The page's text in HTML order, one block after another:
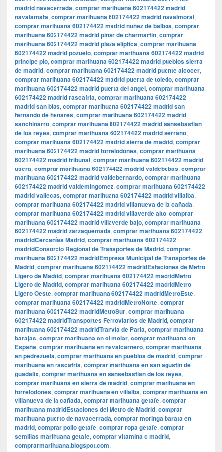
madrid navacerrada, comprar marihuana 602174422 madrid
navalamata, comprar marihuana 602174422 madrid navalmoral,
comprar marihuana 602174422 madrid nuñez de balboa, comprar
marihuana 602174422 madrid pinar de charmartin, comprar
marihuana 602174422 madrid plaza eliptica, comprar marihuana
602174422 madrid pozuelo, comprar marihuana 602174422 madrid
principe pio, comprar marihuana 602174422 madrid pueblos sierra
de madrid, comprar marihuana 602174422 madrid puente alcocer,
comprar marihuana 602174422 madrid puerta de toledo, comprar
marihuana 602174422 madrid puerta del angel, comprar marihuana
602174422 madrid rascafria, comprar marihuana 602174422
madrid san blas, comprar marihuana 602174422 madrid san
fernando de henares, comprar marihuana 602174422 madrid
sanchinarro, comprar marihuana 602174422 madrid sansebastian
de los reyes, comprar marihuana 602174422 madrid serrano,
comprar marihuana 602174422 madrid sierra de madrid, comprar
marihuana 602174422 madrid torrelodones, comprar marihuana
602174422 madrid tribunal, comprar marihuana 602174422 madrid
usera, comprar marihuana 602174422 madrid valdebebas, comprar
marihuana 602174422 madrid valdebernardo, comprar marihuana
602174422 madrid valdemingomez, comprar marihuana 602174422
madrid vallecas, comprar marihuana 602174422 madrid villalba,
comprar marihuana 602174422 madrid villanueva de la cañada,
comprar marihuana 602174422 madrid villaverde alto, comprar
marihuana 602174422 madrid villaverde bajo, comprar marihuana
602174422 madrid zarzaquemada, comprar marihuana 602174422
madridCercanías Madrid, comprar marihuana 602174422
madridConsorcio Regional de Transportes de Madrid, comprar
marihuana 602174422 madridEmpresa Municipal de Transportes de
Madrid, comprar marihuana 602174422 madridEstaciones de Metro
Ligero de Madrid, comprar marihuana 602174422 madridMetro
Ligero de Madrid, comprar marihuana 602174422 madridMetro
Ligero Oeste, comprar marihuana 602174422 madridMetroEste,
comprar marihuana 602174422 madridMetroNorte, comprar
marihuana 602174422 madridMetroSur, comprar marihuana
602174422 madridTransportes Ferroviarios de Madrid, comprar
marihuana 602174422 madridTranvía de Parla, comprar marihuana
barajas, comprar marihuana en el molar, comprar marihuana en
España, comprar marihuana en navalcarnero, comprar marihuana
en pedrezuela, comprar marihuana en pueblos de madrid, comprar
marihuana en rascafria, comprar marihuana en san agustin de
guadalix, comprar marihuana en sansebastian de los reyes,
comprar marihuana en sierra de madrid, comprar marihuana en
torrelodones, comprar marihuana en villalba, comprar marihuana en
villanueva de la cañada, comprar marihuana getafe, comprar
marihuana madridEstaciones del Metro de Madrid, comprar
marihuana puerto de navacerrada, comprar moringa barata en
madrid, comprar pollo getafe, comprar ropa getafe, comprar
semillas marihuana getafe, comprar vitamina c madrid,
comprarmarihuana.blogspot.com,